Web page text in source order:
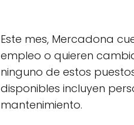
Este mes, Mercadona
empleo o quieren
ninguno de estos
disponibles incluyen
mantenimiento.